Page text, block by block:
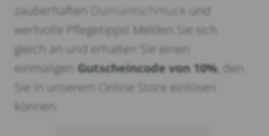
zauberhaften
Diamantschmuck
und
wertvolle Pflegetipps! Melden Sie sich
gleich an und erhalten Sie einen
einmaligen Gutscheincode von 10%, den
Sie in unserem Online Store einlösen
können.